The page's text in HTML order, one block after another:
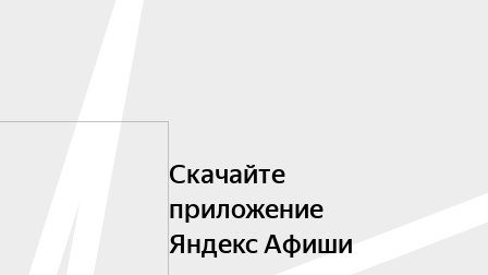
Скачайте
приложение
Яндекс Афиши